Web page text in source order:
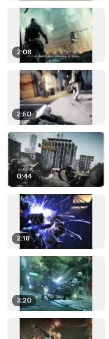
2:08
2:50
0:44
2:18
3:20